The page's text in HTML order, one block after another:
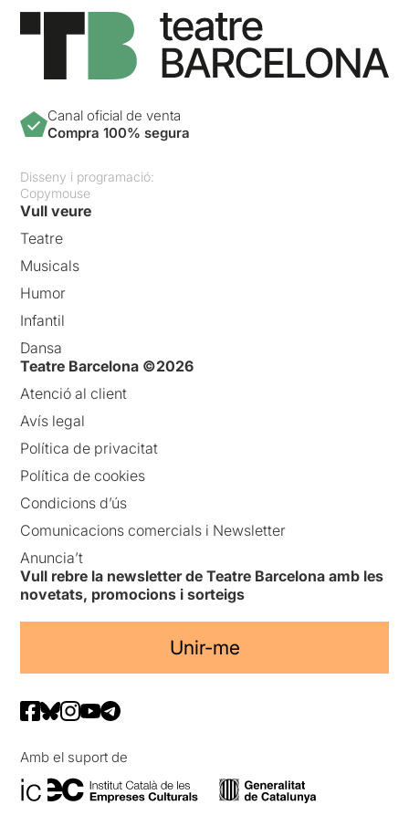
Canal oficial de venta
Compra 100% segura
Disseny i programació:
Copymouse
Vull veure
Teatre
Musicals
Humor
Infantil
Dansa
Teatre Barcelona ©2026
Atenció al client
Avís legal
Política de privacitat
Política de cookies
Condicions d’ús
Comunicacions comercials i Newsletter
Anuncia’t
Vull rebre la newsletter de Teatre Barcelona amb les
novetats, promocions i sorteigs
Unir-me
Amb el suport de